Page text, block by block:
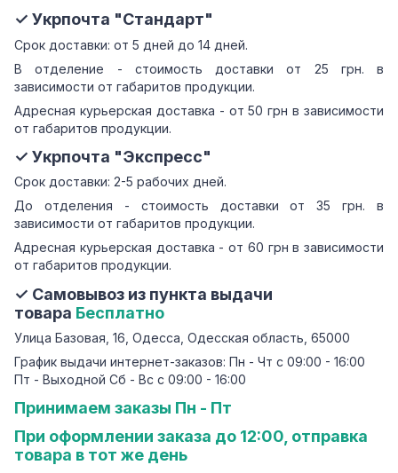
✓ Укрпочта "Стандарт"
Срок доставки: от 5 дней до 14 дней.
В отделение - стоимость доставки от 25 грн. в
зависимости от габаритов продукции.
Адресная курьерская доставка - от 50 грн в зависимости
от габаритов продукции.
✓ Укрпочта "Экспресс"
Срок доставки: 2-5 рабочих дней.
До отделения - стоимость доставки от 35 грн. в
зависимости от габаритов продукции.
Адресная курьерская доставка - от 60 грн в зависимости
от габаритов продукции.
✓ Самовывоз из пункта выдачи
товара Бесплатно
Улица Базовая, 16, Одесса, Одесская область, 65000
График выдачи интернет-заказов: Пн - Чт с 09:00 - 16:00
Пт - Выходной Сб - Вс с 09:00 - 16:00
Принимаем заказы Пн - Пт
При оформлении заказа до 12:00, отправка
товара в тот же день